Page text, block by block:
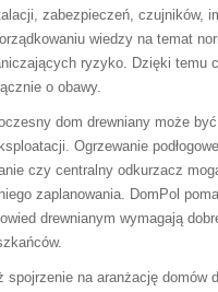
zabezpieczeń, czujników,
wiedzy na temat
ryzyko. Dzięki temu
o obawy.
dom drewniany może
Ogrzewanie
czy centralny odkurzacz
zaplanowania. DomPol
drewnianym wymagają
na aranżację domów